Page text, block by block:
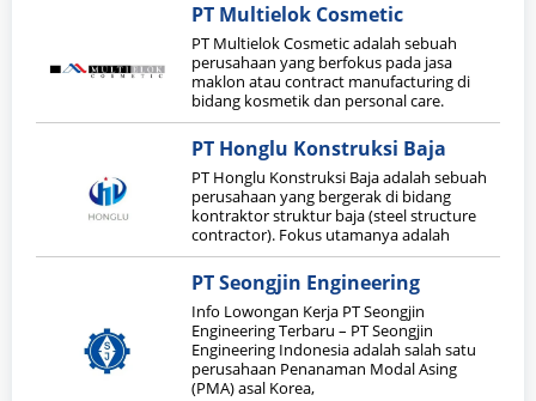
PT Multielok Cosmetic
PT Multielok Cosmetic adalah sebuah
perusahaan yang berfokus pada jasa
maklon atau contract manufacturing di
bidang kosmetik dan personal care.
PT Honglu Konstruksi Baja
PT Honglu Konstruksi Baja adalah sebuah
perusahaan yang bergerak di bidang
kontraktor struktur baja (steel structure
contractor). Fokus utamanya adalah
PT Seongjin Engineering
Info Lowongan Kerja PT Seongjin
Engineering Terbaru – PT Seongjin
Engineering Indonesia adalah salah satu
perusahaan Penanaman Modal Asing
(PMA) asal Korea,